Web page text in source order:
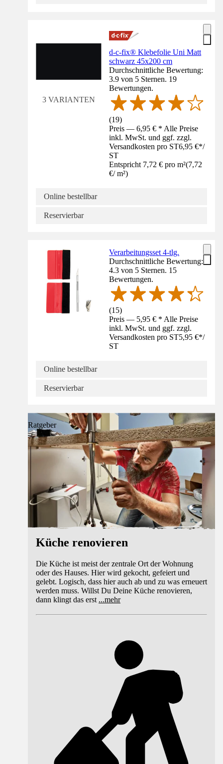
3 VARIANTEN
d-c-fix® Klebefolie Uni Matt
schwarz 45x200 cm
Durchschnittliche Bewertung:
3.9 von 5 Sternen. 19
Bewertungen.
(19)
Preis — 6,95 € * Alle Preise
inkl. MwSt. und ggf. zzgl.
Versandkosten pro ST6,95 €*/
ST
Entspricht 7,72 € pro m²(7,72
€/ m²)
Online bestellbar
Reservierbar
Verarbeitungsset 4-tlg.
Durchschnittliche Bewertung:
4.3 von 5 Sternen. 15
Bewertungen.
(15)
Preis — 5,95 € * Alle Preise
inkl. MwSt. und ggf. zzgl.
Versandkosten pro ST5,95 €*/
ST
Online bestellbar
Reservierbar
Ratgeber
Küche renovieren
Die Küche ist meist der zentrale Ort der Wohnung
oder des Hauses. Hier wird gekocht, gefeiert und
gelebt. Logisch, dass hier auch ab und zu was erneuert
werden muss. Willst Du Deine Küche renovieren,
dann klingt das erst ...mehr